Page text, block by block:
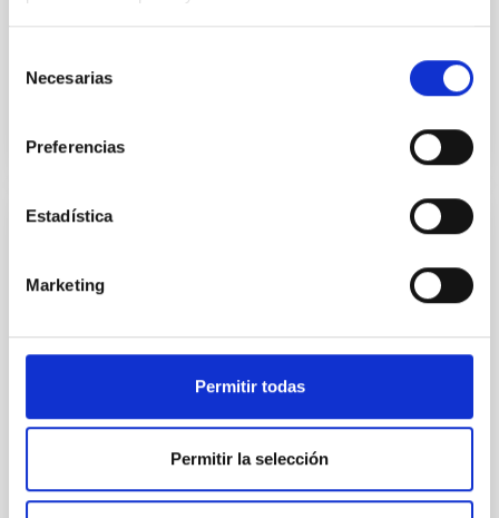
Necesarias
Preferencias
Estadística
Marketing
Permitir todas
Permitir la selección
Soñando Estrellas aborda
“Astroaccesible”, un proyecto para acercar
la ciencia a las personas con discapacidad
visual
este jueves, 26 de febrero, a las 22:30 horas, su
espacio radiofónico ‘Soñando Estrellas’ en La Radio
Canaria. Este programa semanal de 30 minutos,
conducido por Verónica Martín y ya disponible en